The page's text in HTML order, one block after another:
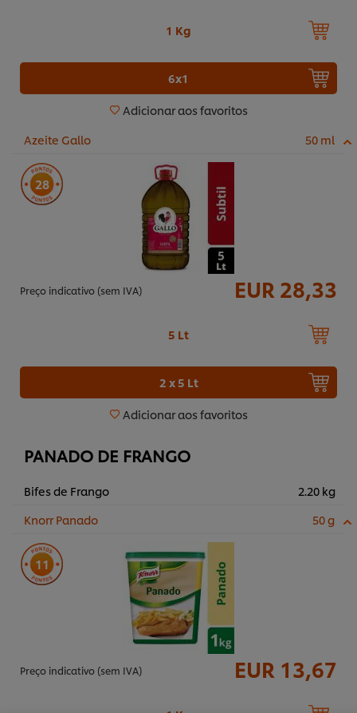
1 Kg
6x1
Adicionar aos favoritos
Azeite Gallo
50 ml
28
Preço indicativo (sem IVA) EUR 28,33
5 Lt
2 x 5 Lt
Adicionar aos favoritos
PANADO DE FRANGO
Bifes de Frango
2.20 kg
Knorr Panado
50 g
11
Preço indicativo (sem IVA) EUR 13,67
Utilizamos cookies (e técnicas semelhantes) para
melhorar a sua experiência no nosso site. Os Cookies
permitem-lhe disfrutar de certas funcionalidades (tais
funcionalidade de partilha em redes sociais (para